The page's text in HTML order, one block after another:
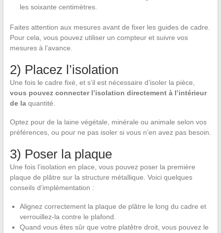
les soixante centimètres.
Faites attention aux mesures avant de fixer les guides de cadre.
Pour cela, vous pouvez utiliser un compteur et suivre vos
mesures à l’avance.
2) Placez l’isolation
Une fois le cadre fixé, et s’il est nécessaire d’isoler la pièce,
vous pouvez connecter l’isolation directement à l’intérieur
de laquantité.
Optez pour de la laine végétale, minérale ou animale selon vos
préférences, ou pour ne pas isoler si vous n’en avez pas besoin.
3) Poser la plaque
Une fois l’isolation en place, vous pouvez poser la première
plaque de plâtre sur la structure métallique. Voici quelques
conseils d’implémentation :
Alignez correctement la plaque de plâtre le long du cadre et
verrouillez-la contre le plafond.
Quand vous êtes sûr que votre platêtre droit, vous pouvez le